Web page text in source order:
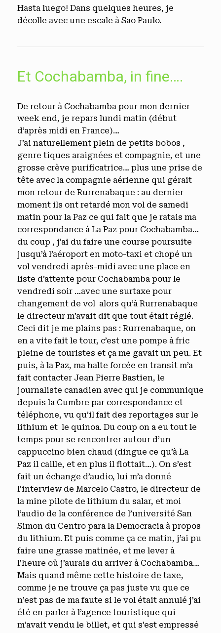
Hasta luego! Dans quelques heures, je
décolle avec une escale à Sao Paulo.
Et Cochabamba, in fine….
De retour à Cochabamba pour mon dernier
week end, je repars lundi matin (début
d’après midi en France)…
J’ai naturellement plein de petits bobos ,
genre tiques araignées et compagnie, et une
grosse crève purificatrice… plus une prise de
tête avec la compagnie aérienne qui gérait
mon retour de Rurrenabaque : au dernier
moment ils ont retardé mon vol de samedi
matin pour la Paz ce qui fait que je ratais ma
correspondance à La Paz pour Cochabamba…
du coup , j’ai du faire une course poursuite
jusqu’à l’aéroport en moto-taxi et chopé un
vol vendredi après-midi avec une place en
liste d’attente pour Cochabamba pour le
vendredi soir …avec une surtaxe pour
changement de vol alors qu’à Rurrenabaque
le directeur m’avait dit que tout était réglé.
Ceci dit je me plains pas : Rurrenabaque, on
en a vite fait le tour, c’est une pompe à fric
pleine de touristes et ça me gavait un peu. Et
puis, à la Paz, ma halte forcée en transit m’a
fait contacter Jean Pierre Bastien, le
journaliste canadien avec qui je communique
depuis la Cumbre par correspondance et
téléphone, vu qu’il fait des reportages sur le
lithium et le quinoa. Du coup on a eu tout le
temps pour se rencontrer autour d’un
cappuccino bien chaud (dingue ce qu’à La
Paz il caille, et en plus il flottait…). On s’est
fait un échange d’audio, lui m’a donné
l’interview de Marcelo Castro, le directeur de
la mine pilote de lithium du salar, et moi
l’audio de la conférence de l’université San
Simon du Centro para la Democracia à propos
du lithium. Et puis comme ça ce matin, j’ai pu
faire une grasse matinée, et me lever à
l’heure où j’aurais du arriver à Cochabamba…
Mais quand même cette histoire de taxe,
comme je ne trouve ça pas juste vu que ce
n’est pas de ma faute si le vol était annulé j’ai
été en parler à l’agence touristique qui
m’avait vendu le billet, et qui s’est empressé